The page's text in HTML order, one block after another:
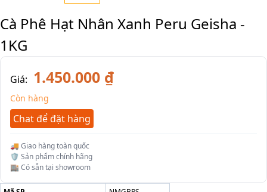
Cà Phê Hạt Nhân Xanh Peru Geisha -
1KG
Giá: 1.450.000 ₫
Còn hàng
Chat để đặt hàng
🚚 Giao hàng toàn quốc
🛡️ Sản phẩm chính hãng
🏬 Có sẵn tại showroom